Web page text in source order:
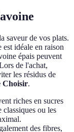
saveur de vos plats.
idéale en raison
épais peuvent
de l'achat,
les résidus de
Choisir.
riches en sucres
ou les
des fibres,